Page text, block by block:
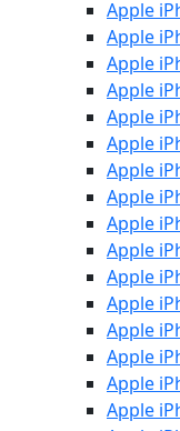
Apple
Apple
Apple
Apple
Apple
Apple
Apple
Apple
Apple
Apple
Apple
Apple
Apple
Apple
Apple
Apple